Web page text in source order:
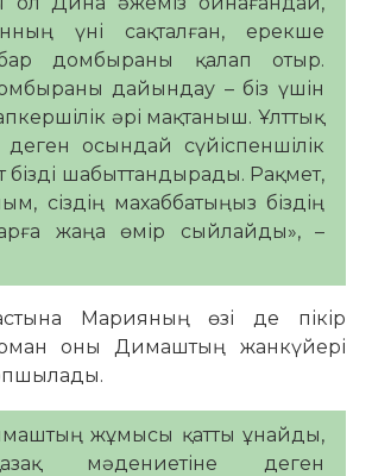
үні сақталған, ерекше
домбыраны қалап отыр.
дайындау – біз үшін
әрі мақтаныш. Ұлттық
деген осындай сүйіспеншілік
бізді шабыттандырады. Рақмет,
сіздің махаббатыңыз біздің
жаңа өмір сыйлайды», –
Марияның өзі де пікір
оны Димаштың жанкүйері
жұмысы қатты ұнайды,
мәдениетіне деген